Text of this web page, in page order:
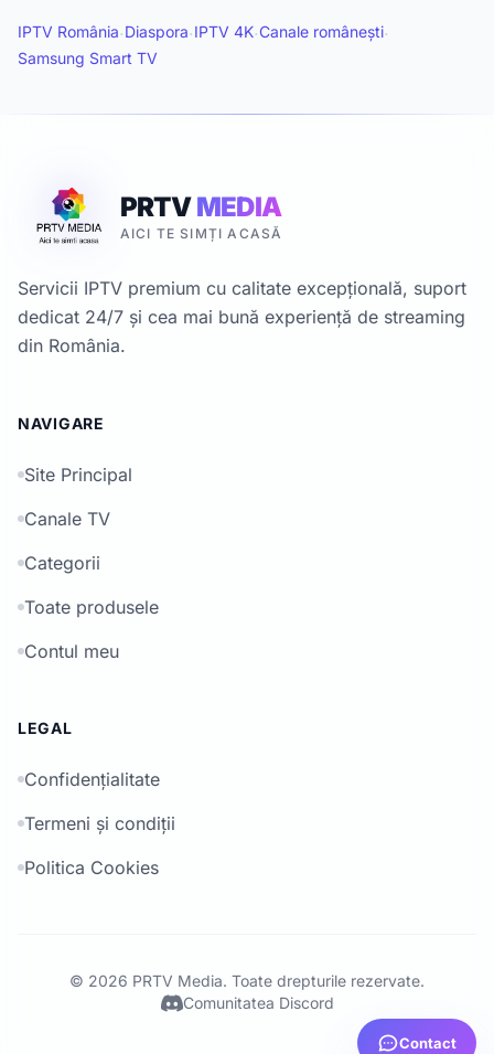
IPTV România·Diaspora·IPTV 4K·Canale românești·
Samsung Smart TV
PRTVMEDIA
AICI TE SIMȚI ACASĂ
Servicii IPTV premium cu calitate excepțională, suport
dedicat 24/7 și cea mai bună experiență de streaming
din România.
NAVIGARE
Site Principal
Canale TV
Categorii
Toate produsele
Contul meu
LEGAL
Confidențialitate
Termeni și condiții
Politica Cookies
© 2026 PRTV Media. Toate drepturile rezervate.
Comunitatea Discord
Contact